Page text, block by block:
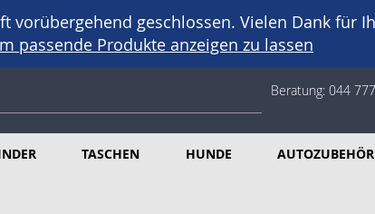
vorübergehend geschlossen. Vielen Dank für
passende Produkte anzeigen zu lassen
Beratung: 044
TASCHEN HUNDE AUTOZUBEHÖR